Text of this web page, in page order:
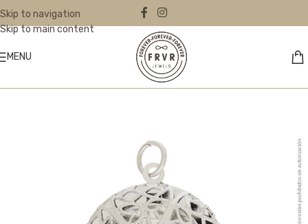
Skip to navigation
Skip to main content
MENU